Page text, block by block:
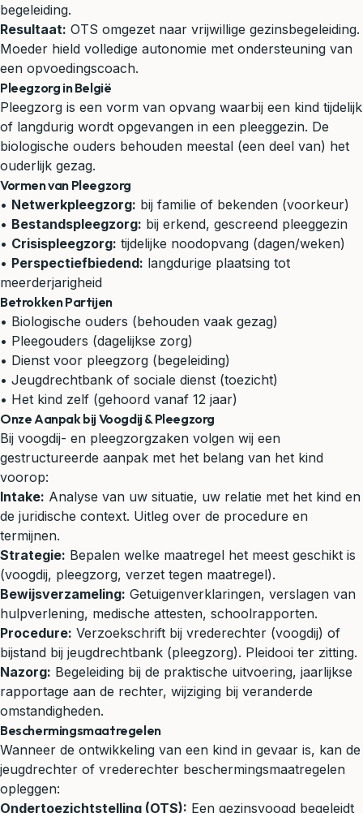
begeleiding.
Resultaat: OTS omgezet naar vrijwillige gezinsbegeleiding.
Moeder hield volledige autonomie met ondersteuning van
een opvoedingscoach.
Pleegzorg in België
Pleegzorg is een vorm van opvang waarbij een kind tijdelijk
of langdurig wordt opgevangen in een pleeggezin. De
biologische ouders behouden meestal (een deel van) het
ouderlijk gezag.
Vormen van Pleegzorg
• Netwerkpleegzorg: bij familie of bekenden (voorkeur)
• Bestandspleegzorg: bij erkend, gescreend pleeggezin
• Crisispleegzorg: tijdelijke noodopvang (dagen/weken)
• Perspectiefbiedend: langdurige plaatsing tot
meerderjarigheid
Betrokken Partijen
• Biologische ouders (behouden vaak gezag)
• Pleegouders (dagelijkse zorg)
• Dienst voor pleegzorg (begeleiding)
• Jeugdrechtbank of sociale dienst (toezicht)
• Het kind zelf (gehoord vanaf 12 jaar)
Onze Aanpak bij Voogdij & Pleegzorg
Bij voogdij- en pleegzorgzaken volgen wij een
gestructureerde aanpak met het belang van het kind
voorop:
Intake: Analyse van uw situatie, uw relatie met het kind en
de juridische context. Uitleg over de procedure en
termijnen.
Strategie: Bepalen welke maatregel het meest geschikt is
(voogdij, pleegzorg, verzet tegen maatregel).
Bewijsverzameling: Getuigenverklaringen, verslagen van
hulpverlening, medische attesten, schoolrapporten.
Procedure: Verzoekschrift bij vrederechter (voogdij) of
bijstand bij jeugdrechtbank (pleegzorg). Pleidooi ter zitting.
Nazorg: Begeleiding bij de praktische uitvoering, jaarlijkse
rapportage aan de rechter, wijziging bij veranderde
omstandigheden.
Beschermingsmaatregelen
Wanneer de ontwikkeling van een kind in gevaar is, kan de
jeugdrechter of vrederechter beschermingsmaatregelen
opleggen:
Ondertoezichtstelling (OTS): Een gezinsvoogd begeleidt